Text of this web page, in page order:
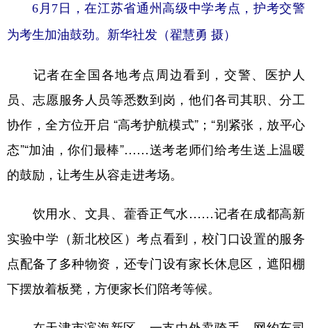
6月7日，在江苏省通州高级中学考点，护考交警
为考生加油鼓劲。新华社发（翟慧勇 摄）
记者在全国各地考点周边看到，交警、医护人
员、志愿服务人员等悉数到岗，他们各司其职、分工
协作，全方位开启 “高考护航模式”；“别紧张，放平心
态”“加油，你们最棒”……送考老师们给考生送上温暖
的鼓励，让考生从容走进考场。
饮用水、文具、藿香正气水……记者在成都高新
实验中学（新北校区）考点看到，校门口设置的服务
点配备了多种物资，还专门设有家长休息区，遮阳棚
下摆放着板凳，方便家长们陪考等候。